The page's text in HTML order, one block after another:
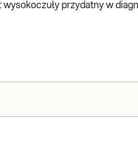
wysokoczuły przydatny w